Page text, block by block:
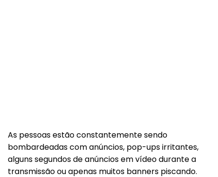
As pessoas estão constantemente sendo
bombardeadas com anúncios, pop-ups irritantes,
alguns segundos de anúncios em vídeo durante a
transmissão ou apenas muitos banners piscando.